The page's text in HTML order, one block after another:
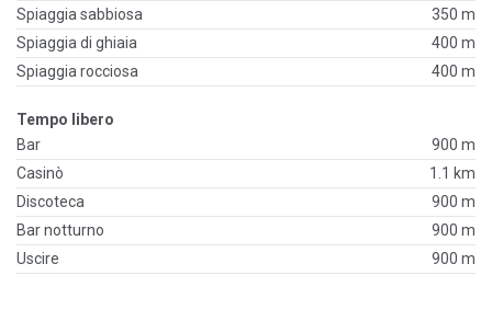
Spiaggia sabbiosa
350 m
Spiaggia di ghiaia
400 m
Spiaggia rocciosa
400 m
Tempo libero
Bar
900 m
Casinò
1.1 km
Discoteca
900 m
Bar notturno
900 m
Uscire
900 m